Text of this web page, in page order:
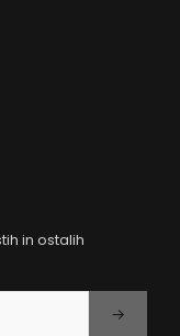
in ostalih